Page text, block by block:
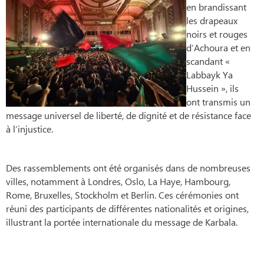
en brandissant
les drapeaux
noirs et rouges
d’Achoura et en
scandant «
Labbayk Ya
Hussein », ils
ont transmis un
message universel de liberté, de dignité et de résistance face
à l’injustice.
Des rassemblements ont été organisés dans de nombreuses
villes, notamment à Londres, Oslo, La Haye, Hambourg,
Rome, Bruxelles, Stockholm et Berlin. Ces cérémonies ont
réuni des participants de différentes nationalités et origines,
illustrant la portée internationale du message de Karbala.